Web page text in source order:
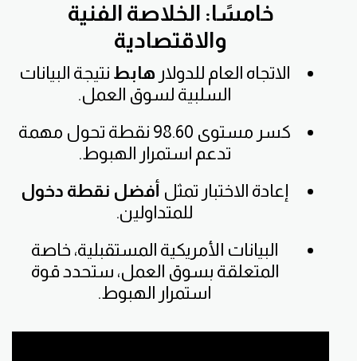
خامسًا: الخلاصة الفنية
والاقتصادية
الاتجاه العام للدولار هابط نتيجة البيانات
السلبية لسوق العمل.
كسر مستوى 98.60 نقطة تحول مهمة
تدعم استمرار الهبوط.
إعادة الاختبار تمثل أفضل نقطة دخول
للمتداولين.
البيانات الأمريكية المستقبلية، خاصة
المتعلقة بسوق العمل، ستحدد قوة
استمرار الهبوط.